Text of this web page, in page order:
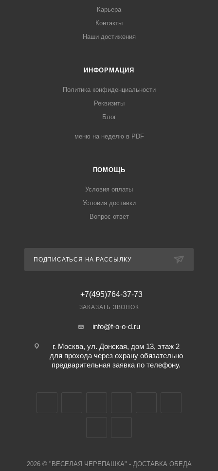
Карьера
Контакты
Наши достижения
ИНФОРМАЦИЯ
Политика конфиденциальности
Реквизиты
Блог
меню на неделю в PDF
ПОМОЩЬ
Условия оплаты
Условия доставки
Вопрос-ответ
ПОДПИСАТЬСЯ НА РАССЫЛКУ
+7(495)764-37-73
ЗАКАЗАТЬ ЗВОНОК
info@f-o-o-d.ru
г. Москва, ул. Донская, дом 13, этаж 2
для прохода через охрану обязательно
предварительная заявка по телефону.
2026 © "ВЕСЕЛАЯ ЧЕРЕПАШКА" - ДОСТАВКА ОБЕДА